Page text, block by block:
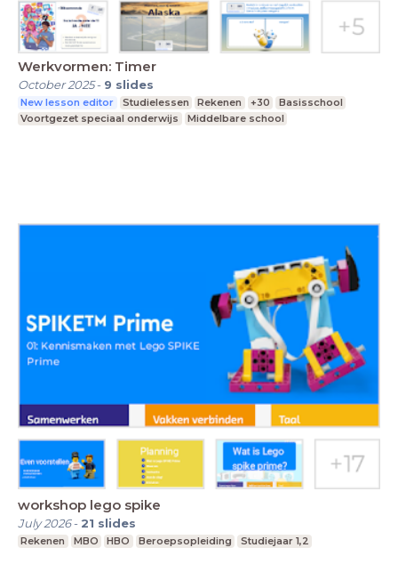
Werkvormen: Timer
October 2025- 9 slides
New lesson editor Studielessen Rekenen +30
Basisschool
Voortgezet speciaal onderwijs
Middelbare school
workshop lego spike
July 2026- 21 slides
Rekenen MBO HBO Beroepsopleiding Studiejaar 1,2